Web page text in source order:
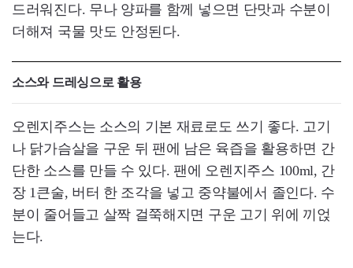
드러워진다. 무나 양파를 함께 넣으면 단맛과 수분이
더해져 국물 맛도 안정된다.
소스와 드레싱으로 활용
오렌지주스는 소스의 기본 재료로도 쓰기 좋다. 고기
나 닭가슴살을 구운 뒤 팬에 남은 육즙을 활용하면 간
단한 소스를 만들 수 있다. 팬에 오렌지주스 100ml, 간
장 1큰술, 버터 한 조각을 넣고 중약불에서 졸인다. 수
분이 줄어들고 살짝 걸쭉해지면 구운 고기 위에 끼얹
는다.